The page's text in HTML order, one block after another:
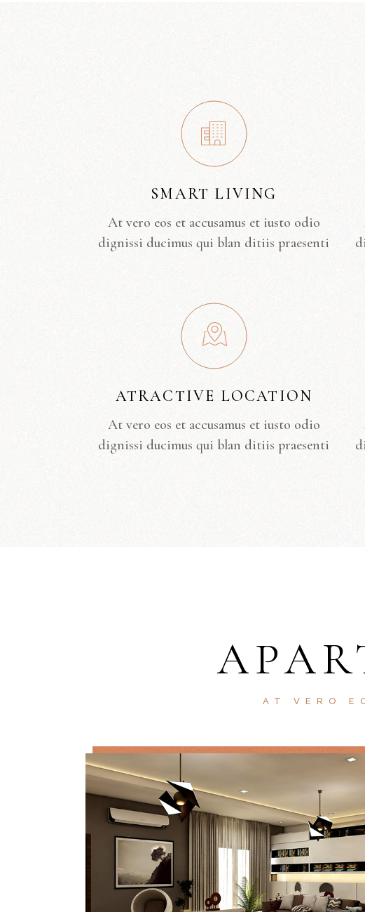
SMART LIVING
At vero eos et accusamus et iusto odio
dignissi ducimus qui blan ditiis praesenti
ATRACTIVE LOCATION
At vero eos et accusamus et iusto odio
dignissi ducimus qui blan ditiis praesenti
AT VERO